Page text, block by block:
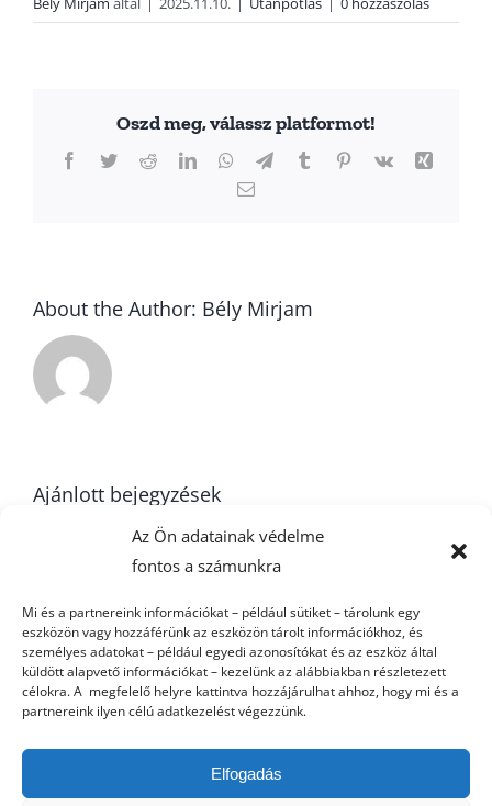
Az Ön adatainak védelme
fontos a számunkra
Mi és a partnereink információkat – például sütiket – tárolunk egy
eszközön vagy hozzáférünk az eszközön tárolt információkhoz, és
személyes adatokat – például egyedi azonosítókat és az eszköz által
küldött alapvető információkat – kezelünk az alábbiakban részletezett
célokra. A megfelelő helyre kattintva hozzájárulhat ahhoz, hogy mi és a
partnereink ilyen célú adatkezelést végezzünk.
Elfogadás
Oszd meg, válassz platformot!
Facebook
TwitterRedditLinkedInWhatsApp
TelegramTumblrPinterest
Vk
Xing
Email:
About the Author: Bély Mirjam
Ajánlott bejegyzések
U16
22. forduló –
FU20